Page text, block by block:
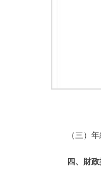
（三）年
四、財政